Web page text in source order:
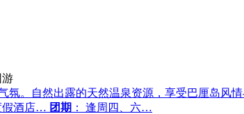
游
氛。自然出露的天然温泉资源，享受巴厘岛
假酒店… 团期 ： 逢周四、六…